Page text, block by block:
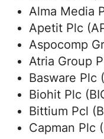
Alma Media
Apetit Plc
Aspocomp
Atria Group
Basware Plc
Biohit Plc
Bittium Pcl
Capman Plc